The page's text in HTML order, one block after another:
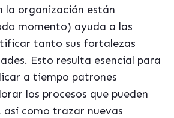
la organización están
momento) ayuda a las
tanto sus fortalezas
Esto resulta esencial para
a tiempo patrones
los procesos que pueden
así como trazar nuevas